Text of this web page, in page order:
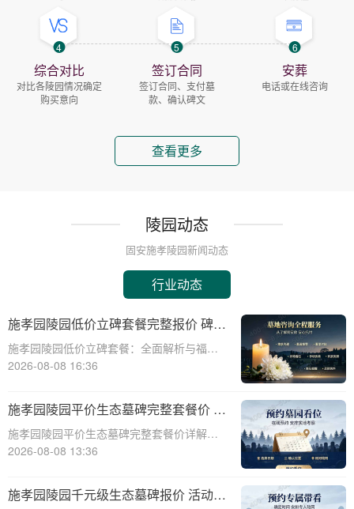
4
综合对比
对比各陵园情况确定
购买意向
5
签订合同
签订合同、支付墓
款、确认碑文
6
安葬
电话或在线咨询
查看更多
陵园动态
固安施孝陵园新闻动态
行业动态
施孝园陵园低价立碑套餐完整报价 碑体
耗材全部包含在内详解与福利活动介绍
施孝园陵园低价立碑套餐：全面解析与福利
活动介绍☎ 施孝园陵园电话:400-838-5063
题。施孝园陵园，作为一家致力于提供高质
量、个性化殡葬服务的陵园，始终秉持
2026-08-08 16:36
施孝园陵园平价生态墓碑完整套餐价 刻
字绿化全部包含在内详解与选购指南
施孝园陵园平价生态墓碑完整套餐价详解与
选购指南☎ 施孝园陵园电话:400-838-5063
注重环保和个性化。施孝园陵园提供的平价
生态墓碑完整套餐，正是顺应这一趋
2026-08-08 13:36
施孝园陵园千元级生态墓碑报价 活动期